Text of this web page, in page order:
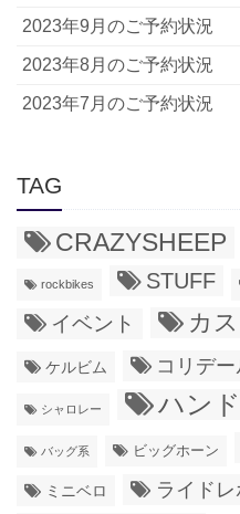
2023年9月のご予約状況
2023年8月のご予約状況
2023年7月のご予約状況
TAG
CRAZYSHEEP
rockbikes STUFF
イベント カ
ケルビム コリデー
シャロレー ハン
バッグ系 ビッグホーン
ミニベロ ライドレ